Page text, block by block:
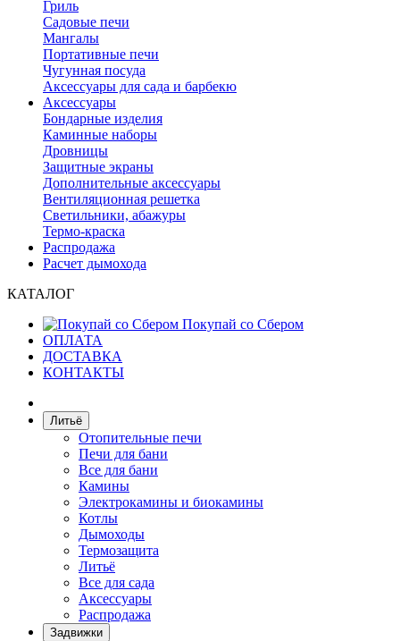
Гриль
Садовые печи
Мангалы
Портативные печи
Чугунная посуда
Аксессуары для сада и барбекю
Аксессуары
Бондарные изделия
Каминные наборы
Дровницы
Защитные экраны
Дополнительные аксессуары
Вентиляционная решетка
Светильники, абажуры
Термо-краска
Распродажа
Расчет дымохода
КАТАЛОГ
Покупай со Сбером
ОПЛАТА
ДОСТАВКА
КОНТАКТЫ
Литьё
Отопительные печи
Печи для бани
Все для бани
Камины
Электрокамины и биокамины
Котлы
Дымоходы
Термозащита
Литьё
Все для сада
Аксессуары
Распродажа
Задвижки